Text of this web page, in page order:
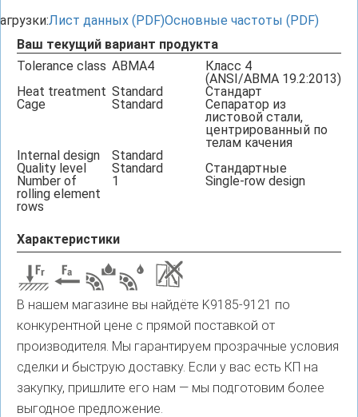
Лист данных (PDF)Основные частоты (PDF)
Ваш текущий вариант продукта
Tolerance class ABMA4
Класс 4
(ANSI/ABMA 19.2:2013)
Heat treatment Standard
Стандарт
Cage
Standard
Сепаратор из
листовой стали,
центрированный по
телам качения
Internal design
Standard
Quality level
Standard
Стандартные
Number of
rolling element
rows
1 Single-row design
Характеристики
В нашем магазине вы найдёте K9185-9121 по
конкурентной цене с прямой поставкой от
производителя. Мы гарантируем прозрачные условия
сделки и быструю доставку. Если у вас есть КП на
закупку, пришлите его нам — мы подготовим более
выгодное предложение.